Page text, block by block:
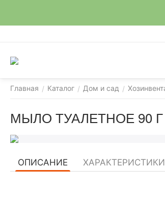
Главная / Каталог / Дом и сад /
МЫЛО ТУАЛЕТНОЕ 90
ОПИСАНИЕ ХАРАКТЕРИСТИКИ